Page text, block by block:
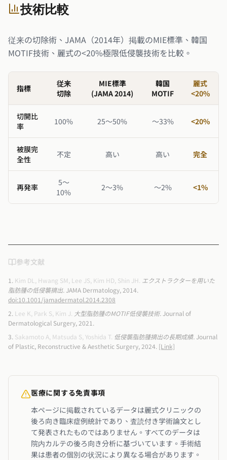
技術比較
従来の切除術、JAMA（2014年）掲載のMIE標準、韓国
MOTIF技術、麗式の<20%極限低侵襲技術を比較。
指標
従来
切除
MIE標準
(JAMA 2014)
韓国
MOTIF
麗式
<20%
切開比
率
100% 25〜50% 〜33% <20%
被膜完
全性
不定 高い 高い 完全
再発率
5〜
10%
2〜3% 〜2% <1%
参考文献
Kim DL, Hwang SM, Lee JS, Kim HD, Shin JH エクストラクターを用いた
脂肪腫の低侵襲摘出. JAMA Dermatology, 2014.
doi:10.1001/jamadermatol.2014.2308
Lee K, Park S, Kim J 大型脂肪腫のMOTIF低侵襲技術. Journal of
Dermatological Surgery, 2021 .
Sakamoto A, Matsuda S, Yoshida T. 低侵襲脂肪腫摘出の長期成績. Journal
of Plastic, Reconstructive & Aesthetic Surgery, 2024. [Link]
医療に関する免責事項
本ページに掲載されているデータは麗式クリニックの
後ろ向き臨床症例統計であり、査読付き学術論文とし
て発表されたものではありません。すべてのデータは
院内カルテの後ろ向き分析に基づいています。手術結
果は患者の個別の状況により異なる場合があります。